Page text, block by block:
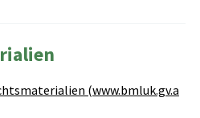
(www.bmluk.gv.a